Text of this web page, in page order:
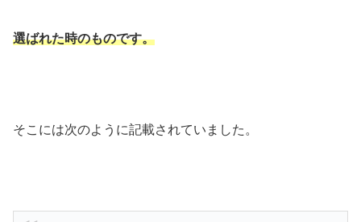
選ばれた時のものです。
そこには次のように記載されていました。